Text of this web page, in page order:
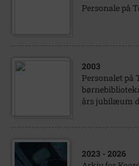
Personale på
2003
Personalet på
års jubilæum
2023 - 2026